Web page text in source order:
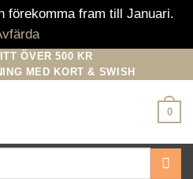
förekomma fram till Januari.
ÖVER 500 KR
MED KORT & SWISH
0